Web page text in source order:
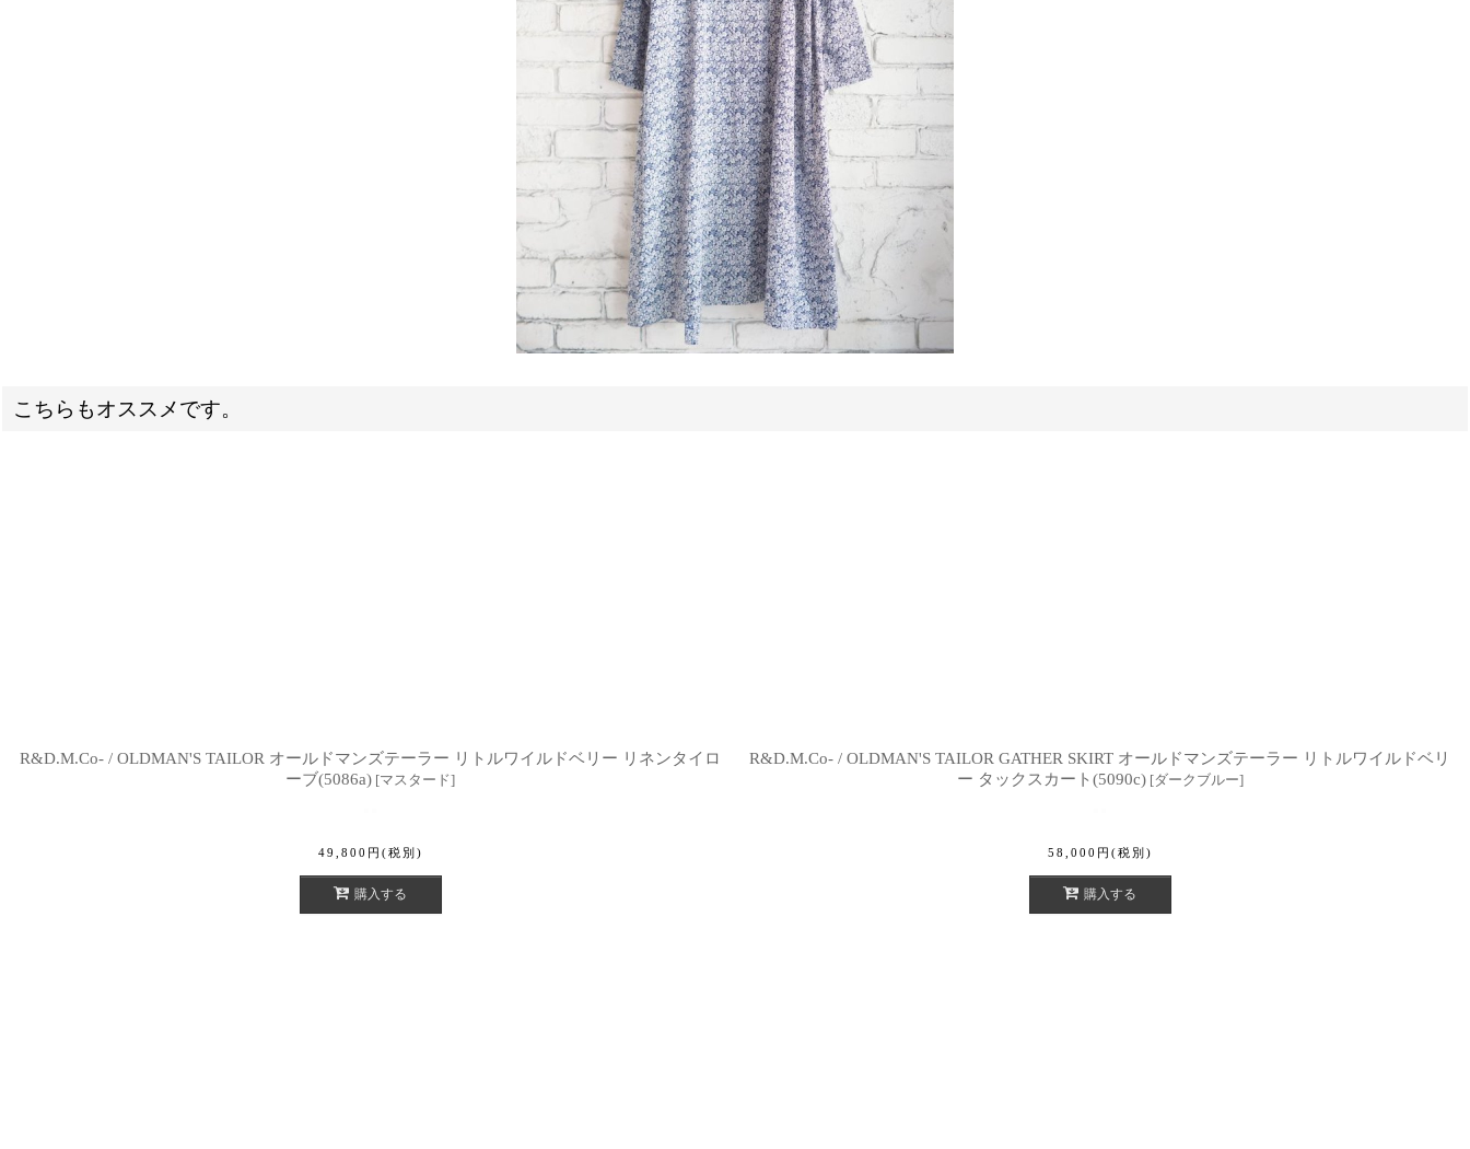
こちらもオススメです。
R&D.M.Co- / OLDMAN'S TAILOR オールドマンズテーラー リトルワイルドベリー リネンタイロ
ーブ(5086a) [マスタード]
49,800 円 (税別)
購入する
R&D.M.Co- / OLDMAN'S TAILOR GATHER SKIRT オールドマンズテーラー リトルワイルドベリ
ー タックスカート(5090c) [ダークブルー]
58,000 円 (税別)
購入する